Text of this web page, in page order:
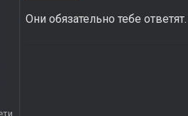
Они обязательно тебе